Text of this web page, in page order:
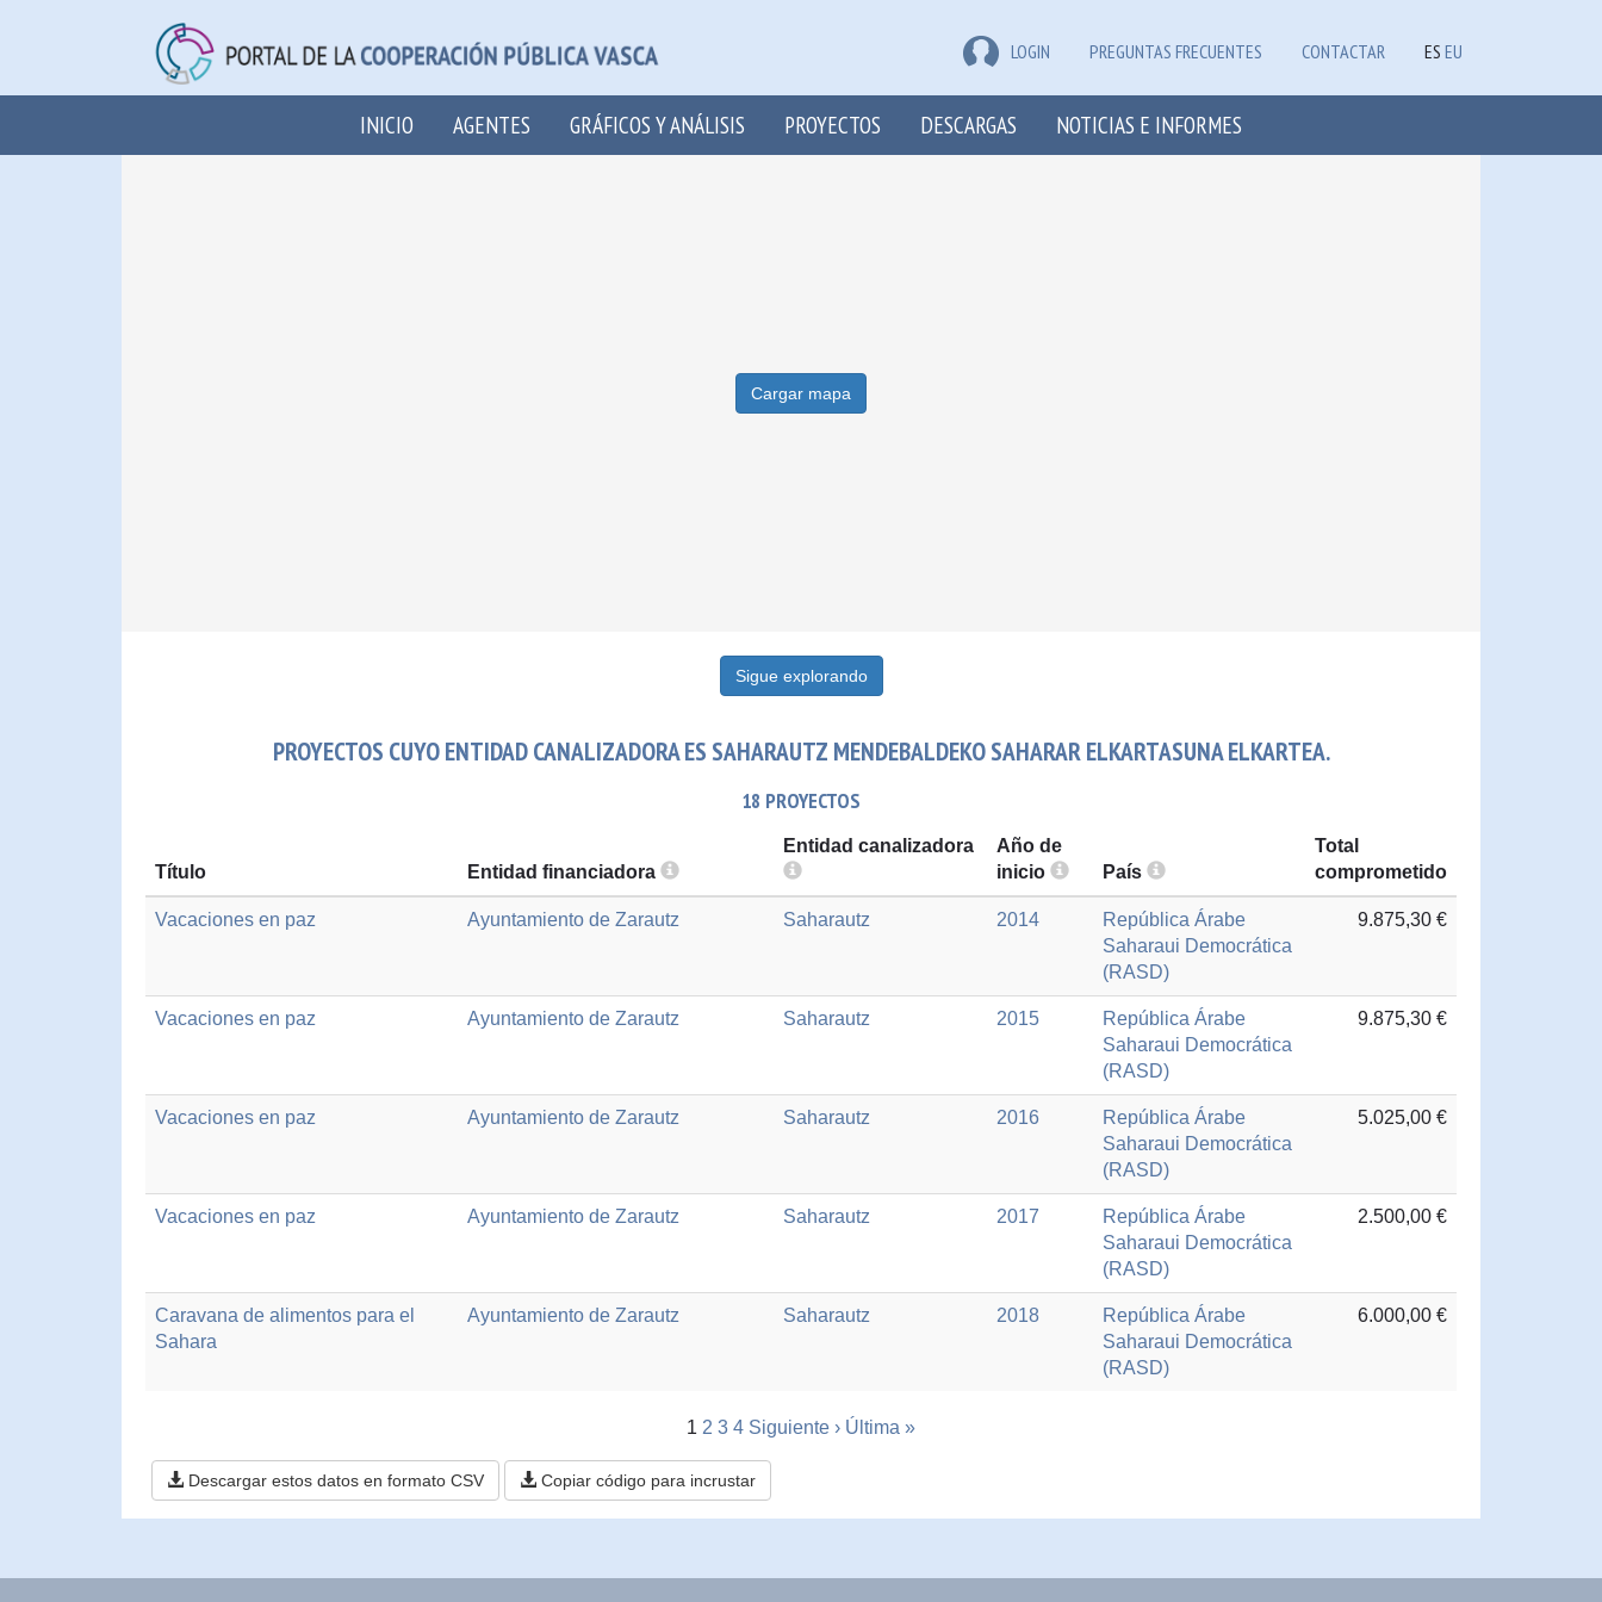
LOGIN PREGUNTAS FRECUENTES CONTACTAR ES EU
INICIO AGENTES GRÁFICOS Y ANÁLISIS PROYECTOS DESCARGAS NOTICIAS E INFORMES
Cargar mapa
Sigue explorando
PROYECTOS CUYO ENTIDAD CANALIZADORA ES SAHARAUTZ MENDEBALDEKO SAHARAR ELKARTASUNA ELKARTEA.
18 PROYECTOS
Título Entidad financiadora
Entidad canalizadora
Año de
inicio
País
Total
comprometido
Vacaciones en paz Ayuntamiento de Zarautz Saharautz 2014
República Árabe
Saharaui Democrática
(RASD)
9.875,30 €
Vacaciones en paz Ayuntamiento de Zarautz Saharautz 2015
República Árabe
Saharaui Democrática
(RASD)
9.875,30 €
Vacaciones en paz Ayuntamiento de Zarautz Saharautz 2016
República Árabe
Saharaui Democrática
(RASD)
5.025,00 €
Vacaciones en paz Ayuntamiento de Zarautz Saharautz 2017
República Árabe
Saharaui Democrática
(RASD)
2.500,00 €
Caravana de alimentos para el
Sahara
Ayuntamiento de Zarautz Saharautz 2018
República Árabe
Saharaui Democrática
(RASD)
6.000,00 €
1 2 3 4 Siguiente › Última »
Descargar estos datos en formato CSV Copiar código para incrustar